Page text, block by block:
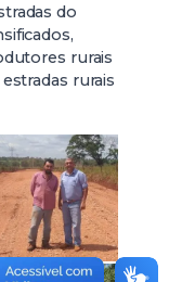
do
rurais
rurais